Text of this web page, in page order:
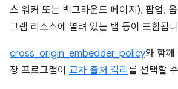
스 워커 또는 백그라운드 페이지), 팝업,
그램 리소스에 열려 있는 탭 등이 포함됩
cross_origin_embedder_policy와 함께
장 프로그램이 교차 출처 격리 를 선택할